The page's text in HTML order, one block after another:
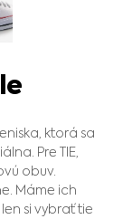
ktorá sa
Pre TIE,
obuv.
Máme ich
si vybrať tie